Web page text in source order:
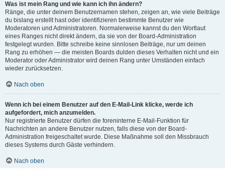
Was ist mein Rang und wie kann ich ihn ändern?
Ränge, die unter deinem Benutzernamen stehen, zeigen an, wie viele Beiträge
du bislang erstellt hast oder identifizieren bestimmte Benutzer wie
Moderatoren und Administratoren. Normalerweise kannst du den Wortlaut
eines Ranges nicht direkt ändern, da sie von der Board-Administration
festgelegt wurden. Bitte schreibe keine sinnlosen Beiträge, nur um deinen
Rang zu erhöhen — die meisten Boards dulden dieses Verhalten nicht und ein
Moderator oder Administrator wird deinen Rang unter Umständen einfach
wieder zurücksetzen.
Nach oben
Wenn ich bei einem Benutzer auf den E-Mail-Link klicke, werde ich
aufgefordert, mich anzumelden.
Nur registrierte Benutzer dürfen die foreninterne E-Mail-Funktion für
Nachrichten an andere Benutzer nutzen, falls diese von der Board-
Administration freigeschaltet wurde. Diese Maßnahme soll den Missbrauch
dieses Systems durch Gäste verhindern.
Nach oben